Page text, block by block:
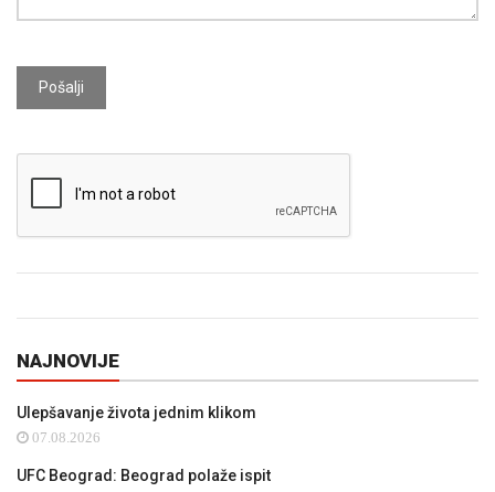
Pošalji
NAJNOVIJE
Ulepšavanje života jednim klikom
07.08.2026
UFC Beograd: Beograd polaže ispit